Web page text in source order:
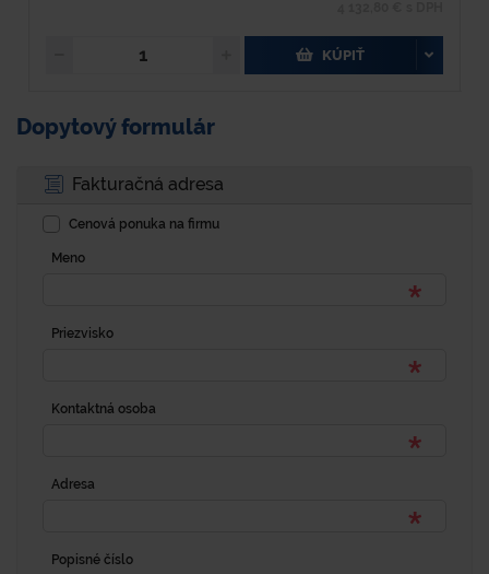
KÚPIŤ
Dopytový formulár
Fakturačná adresa
Cenová ponuka na firmu
Meno
Priezvisko
Kontaktná osoba
Adresa
Popisné číslo